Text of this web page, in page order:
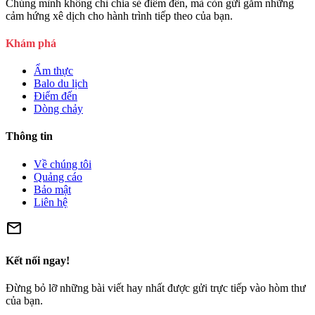
Chúng mình không chỉ chia sẻ điểm đến, mà còn gửi gắm những
cảm hứng xê dịch cho hành trình tiếp theo của bạn.
Khám phá
Ẩm thực
Balo du lịch
Điểm đến
Dòng chảy
Thông tin
Về chúng tôi
Quảng cáo
Bảo mật
Liên hệ
mail
Kết nối ngay!
Đừng bỏ lỡ những bài viết hay nhất được gửi trực tiếp vào hòm thư
của bạn.